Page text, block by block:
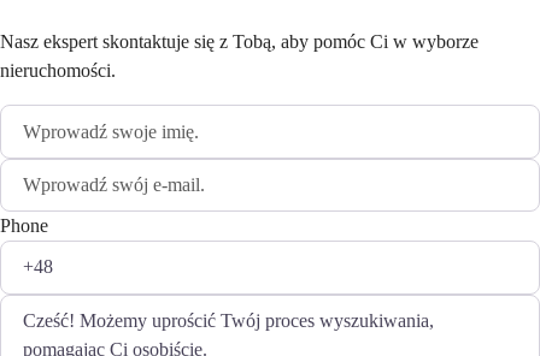
Nasz ekspert skontaktuje się z Tobą, aby pomóc Ci w wyborze
nieruchomości.
Phone